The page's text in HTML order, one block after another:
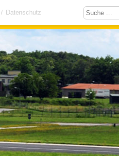
/ Datenschutz